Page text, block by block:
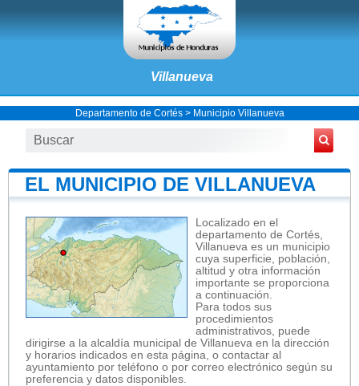
Villanueva
Departamento de Cortés> Municipio Villanueva
EL MUNICIPIO DE VILLANUEVA
Localizado en el
departamento de Cortés,
Villanueva es un municipio
cuya superficie, población,
altitud y otra información
importante se proporciona
a continuación.
Para todos sus
procedimientos
administrativos, puede
dirigirse a la alcaldía municipal de Villanueva en la dirección
y horarios indicados en esta página, o contactar al
ayuntamiento por teléfono o por correo electrónico según su
preferencia y datos disponibles.